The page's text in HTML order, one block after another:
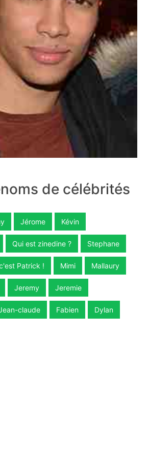
de célébrités
Jérome Kévin
Qui est zinedine ? Stephane
Patrick ! Mimi Mallaury
Jeremy Jeremie
claude Fabien Dylan